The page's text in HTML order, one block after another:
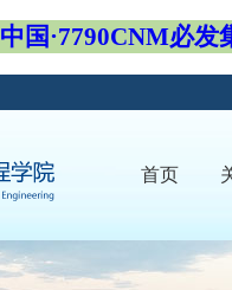
中国·7790CNM必
首页